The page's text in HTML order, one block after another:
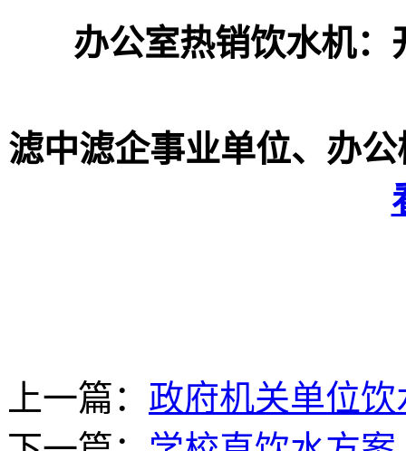
办公室热销饮水机
滤中滤企事业单位、办
上一篇： 政府机关单位